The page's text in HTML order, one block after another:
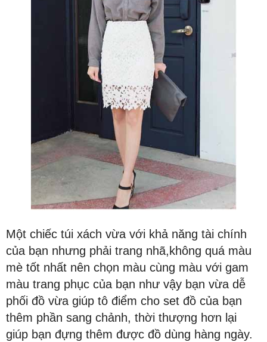
Một chiếc túi xách vừa với khả năng tài chính
của bạn nhưng phải trang nhã,không quá màu
mè tốt nhất nên chọn màu cùng màu với gam
màu trang phục của bạn như vậy bạn vừa dễ
phối đồ vừa giúp tô điểm cho set đồ của bạn
thêm phần sang chảnh, thời thượng hơn lại
giúp bạn đựng thêm được đồ dùng hàng ngày.